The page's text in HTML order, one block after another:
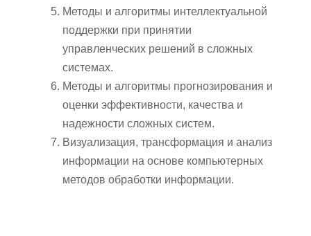
Методы и алгоритмы интеллектуальной
поддержки при принятии
управленческих решений в сложных
системах.
Методы и алгоритмы прогнозирования и
оценки эффективности, качества и
надежности сложных систем.
Визуализация, трансформация и анализ
информации на основе компьютерных
методов обработки информации.